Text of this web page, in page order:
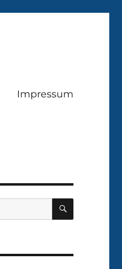
Impressum
SUCHEN